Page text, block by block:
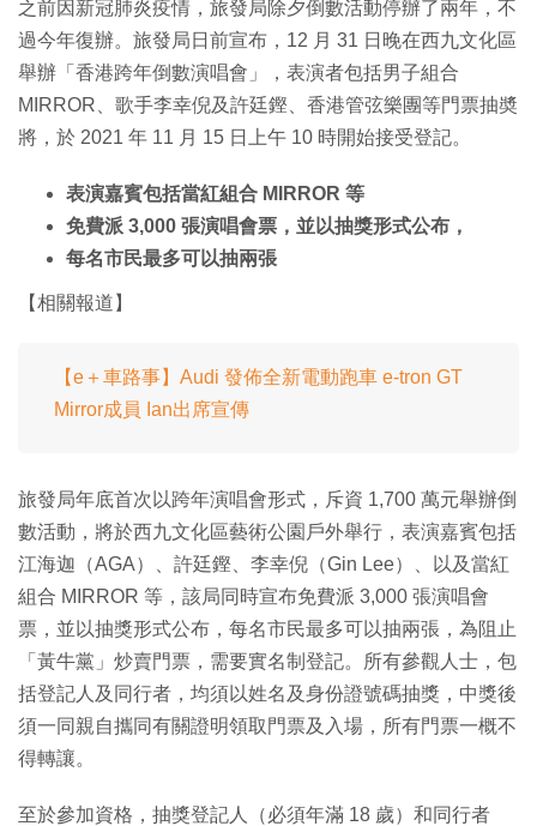
之前因新冠肺炎疫情，旅發局除夕倒數活動停辦了兩年，不
過今年復辦。旅發局日前宣布，12 月 31 日晚在西九文化區
舉辦「香港跨年倒數演唱會」，表演者包括男子組合
MIRROR、歌手李幸倪及許廷鏗、香港管弦樂團等門票抽奬
將，於 2021 年 11 月 15 日上午 10 時開始接受登記。
表演嘉賓包括當紅組合 MIRROR 等
免費派 3,000 張演唱會票，並以抽獎形式公布，
每名市民最多可以抽兩張
【相關報道】
【e＋車路事】Audi 發佈全新電動跑車 e-tron GT
Mirror成員 Ian出席宣傳
旅發局年底首次以跨年演唱會形式，斥資 1,700 萬元舉辦倒
數活動，將於西九文化區藝術公園戶外舉行，表演嘉賓包括
江海迦（AGA）、許廷鏗、李幸倪（Gin Lee）、以及當紅
組合 MIRROR 等，該局同時宣布免費派 3,000 張演唱會
票，並以抽獎形式公布，每名市民最多可以抽兩張，為阻止
「黃牛黨」炒賣門票，需要實名制登記。所有參觀人士，包
括登記人及同行者，均須以姓名及身份證號碼抽獎，中獎後
須一同親自攜同有關證明領取門票及入場，所有門票一概不
得轉讓。
至於參加資格，抽獎登記人（必須年滿 18 歲）和同行者